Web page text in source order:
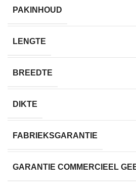
PAKINHOUD
LENGTE
BREEDTE
DIKTE
FABRIEKSGARANTIE
GARANTIE COMMERCIEEL